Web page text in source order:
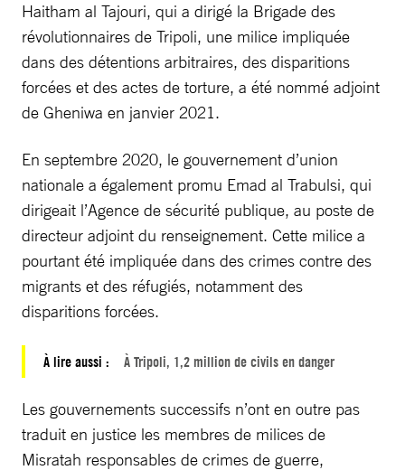
Haitham al Tajouri, qui a dirigé la Brigade des
révolutionnaires de Tripoli, une milice impliquée
dans des détentions arbitraires, des disparitions
forcées et des actes de torture, a été nommé adjoint
de Gheniwa en janvier 2021.
En septembre 2020, le gouvernement d’union
nationale a également promu Emad al Trabulsi, qui
dirigeait l’Agence de sécurité publique, au poste de
directeur adjoint du renseignement. Cette milice a
pourtant été impliquée dans des crimes contre des
migrants et des réfugiés, notamment des
disparitions forcées.
À lire aussi : À Tripoli, 1,2 million de civils en danger
Les gouvernements successifs n’ont en outre pas
traduit en justice les membres de milices de
Misratah responsables de crimes de guerre,